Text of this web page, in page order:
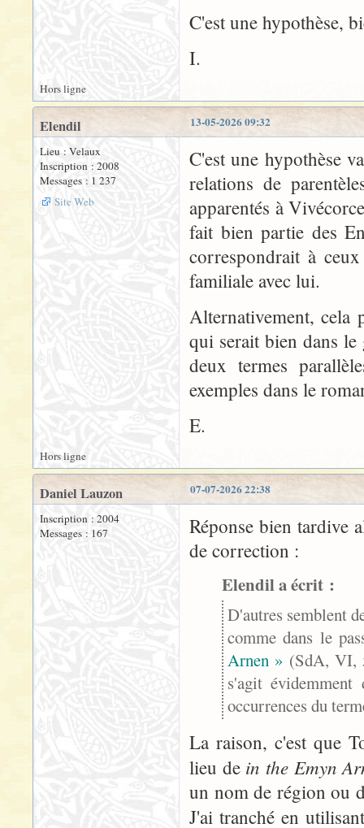
C'est une hypothèse,
I.
Hors ligne
13-05-2026 09:32
Elendil
Lieu : Velaux
Inscription : 2008
Messages : 1 237
Site Web
C'est une hypothèse
relations de
apparentés à
fait bien partie des
correspondrait à
familiale avec lui.
Alternativement, cela
qui serait bien dans le
deux termes
exemples dans le
E.
Hors ligne
07-07-2026 22:38
Daniel Lauzon
Inscription : 2004
Messages : 167
Réponse bien tardive
de correction :
Elendil a écrit :
D'autres semblent
comme dans le
Arnen » (SdA,
s'agit
occurrences du
La raison, c'est que
lieu de in the Emyn
un nom de région ou
J'ai tranché en